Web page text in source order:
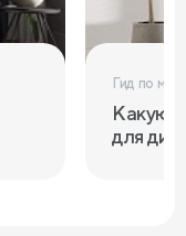
Гид по
Какую
для